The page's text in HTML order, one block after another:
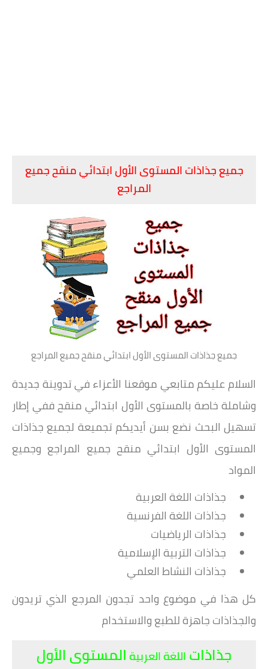
جميع جذاذات المستوى الأول ابتدائي منقح جميع
المراجع
جميع جذاذات المستوى الأول ابتدائي منقح جميع المراجع
السلام عليكم متابعي موقعنا الأعزاء في تدوينة جديدة
وشاملة خاصة بالمستوى الأول ابتدائي منقح ففي إطار
تسهيل البحث نضع بسن أيديكم تجميعة لجميع جذاذات
المستوى الأول ابتدائي منقح جميع المراجع وجميع
المواد
جذاذات اللغة العربية
جذاذات اللغة الفرنسية
جذاذات الرياضيات
جذاذات التربية الإسلامية
جذاذات النشاط العلمي
كل هذا في موضوع واحد تجدون المرجع الذي تريدون
والجذاذات جاهزة للطبع والاستخدام
جذاذات اللغة العربيةالمستوى الأول